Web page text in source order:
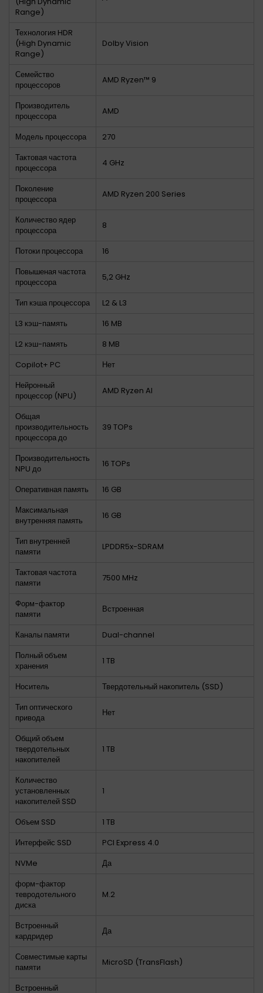
Range)
Технология HDR
(High Dynamic
Range)
Dolby Vision
Семейство
процессоров
AMD Ryzen™ 9
Производитель
процессора
AMD
Модель процессора
270
Тактовая частота
процессора
4 GHz
Поколение
процессора
AMD Ryzen 200 Series
Количество ядер
процессора
8
Потоки процессора
16
Повышеная частота
процессора
5,2 GHz
Тип кэша процессора
L2 & L3
L3 кэш-память
16 MB
L2 кэш-память
8 MB
Copilot+ PC
Нет
Нейронный
процессор (NPU)
AMD Ryzen AI
Общая
производительность
процессора до
39 TOPs
Производительность
NPU до
16 TOPs
Оперативная память
16 GB
Максимальная
внутренняя память
16 GB
Тип внутренней
памяти
LPDDR5x-SDRAM
Тактовая частота
памяти
7500 MHz
Форм-фактор
памяти
Встроенная
Каналы памяти
Dual-channel
Полный объем
хранения
1 TB
Носитель
Твердотельный накопитель (SSD)
Тип оптического
привода
Нет
Общий объем
твердотельных
накопителей
1 TB
Количество
установленных
накопителей SSD
1
Объем SSD
1 TB
Интерфейс SSD
PCI Express 4.0
NVMe
Да
форм-фактор
тевродотельного
диска
M.2
Встроенный
кардридер
Да
Совместимые карты
памяти
MicroSD (TransFlash)
Встроенный